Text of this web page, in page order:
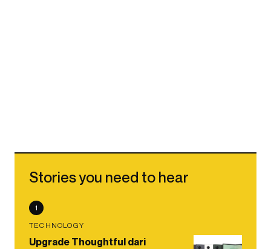
Stories you need to hear
1
TECHNOLOGY
Upgrade Thoughtful dari